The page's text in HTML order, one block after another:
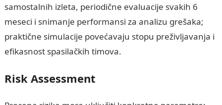
samostalnih izleta, periodične evaluacije svakih 6
meseci i snimanje performansi za analizu grešaka;
praktične simulacije povećavaju stopu preživljavanja i
efikasnost spasilačkih timova.
Risk Assessment